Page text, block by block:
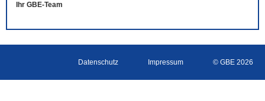
Ihr GBE-Team
Datenschutz Impressum © GBE 2026